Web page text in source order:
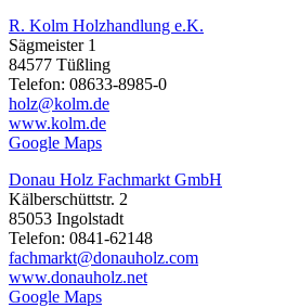
R. Kolm Holzhandlung e.K.
Sägmeister 1
84577 Tüßling
Telefon: 08633-8985-0
holz@kolm.de
www.kolm.de
Google Maps
Donau Holz Fachmarkt GmbH
Kälberschüttstr. 2
85053 Ingolstadt
Telefon: 0841-62148
fachmarkt@donauholz.com
www.donauholz.net
Google Maps